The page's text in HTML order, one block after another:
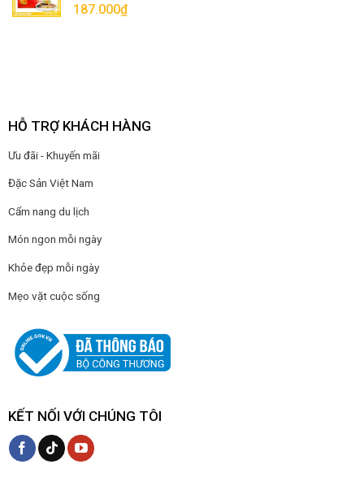
187.000₫
HỖ TRỢ KHÁCH HÀNG
Ưu đãi - Khuyến mãi
Đặc Sản Việt Nam
Cẩm nang du lịch
Món ngon mỗi ngày
Khỏe đẹp mỗi ngày
Mẹo vặt cuộc sống
KẾT NỐI VỚI CHÚNG TÔI